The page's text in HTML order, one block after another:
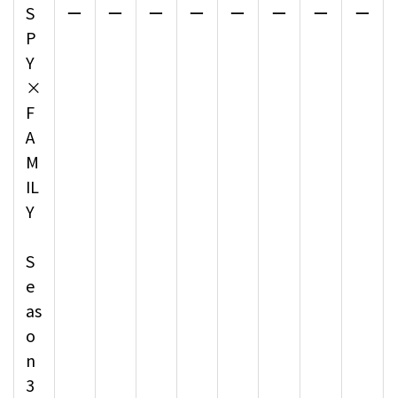
S
P
Y
×
F
A
M
IL
Y
S
e
as
o
n
3
ー ー ー ー ー ー ー ー